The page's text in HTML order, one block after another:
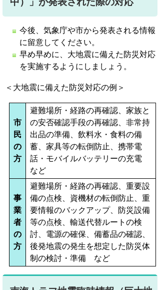
今後、気象庁や市から発表される情報
に留意してください。
早め早めに、大地震に備えた防災対応
を実施するようにしましょう。
＜大地震に備えた防災対応の例＞
市
民
の
方
避難場所・経路の再確認、家族と
の安否確認手段の再確認、非常持
出品の準備、飲料水・食料の備
蓄、家具等の転倒防止、携帯電
話・モバイルバッテリーの充電
など
事
業
者
の
方
避難場所・経路の再確認、重要設
備の点検、資機材の転倒防止、重
要情報のバックアップ、防災設備
等の点検、輸送代替ルートの検
討、電源の確保、備蓄品の確認、
後発地震の発生を想定した防災体
制の検討・準備 など